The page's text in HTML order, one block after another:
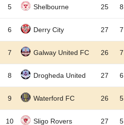
5 Shelbourne 25 8
6 Derry City 27 7
7 Galway United FC 26 7
8 Drogheda United 27 6
9 Waterford FC 26 5
10 Sligo Rovers 27 5